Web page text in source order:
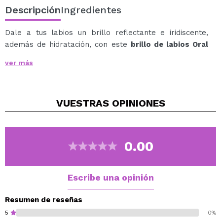
DescripciónIngredientes
Dale a tus labios un brillo reflectante e iridiscente,
además de hidratación, con este brillo de labios Oral
Cosmetics
Una colección inspirada en la década y tendencias de
ver más
VUESTRAS OPINIONES
0.00
Escribe una opinión
Resumen de reseñas
5 0%